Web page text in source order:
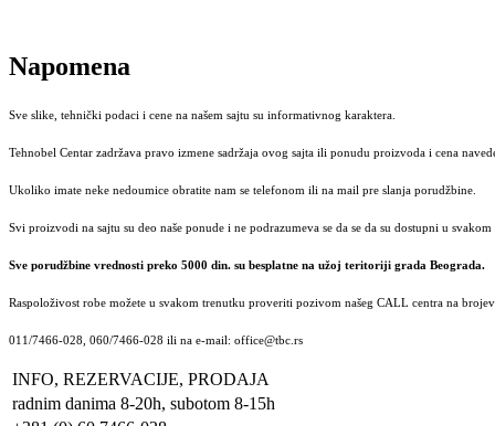
Napomena
Sve slike, tehnički podaci i cene na našem sajtu su informativnog karaktera.
Tehnobel Centar zadržava pravo izmene sadržaja ovog sajta ili ponudu proizvoda i cena
Ukoliko imate neke nedoumice obratite nam se telefonom ili na mail pre slanja porudžbine.
Svi proizvodi na sajtu su deo naše ponude i ne podrazumeva se da se da su dostupni u svakom
Sve porudžbine vrednosti preko 5000 din. su besplatne na užoj teritoriji grada Beograda.
Raspoloživost robe možete u svakom trenutku proveriti pozivom našeg CALL centra na
011/7466-028, 060/7466-028 ili na e-mail: office@tbc.rs
INFO, REZERVACIJE, PRODAJA
radnim danima 8-20h, subotom 8-15h